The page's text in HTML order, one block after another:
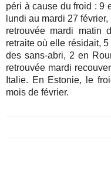
péri à cause du froid : 9
lundi au mardi 27
retrouvée mardi matin
retraite où elle résidait,
des sans-abri, 2 en
retrouvée mardi
Italie. En Estonie, le
mois de février.